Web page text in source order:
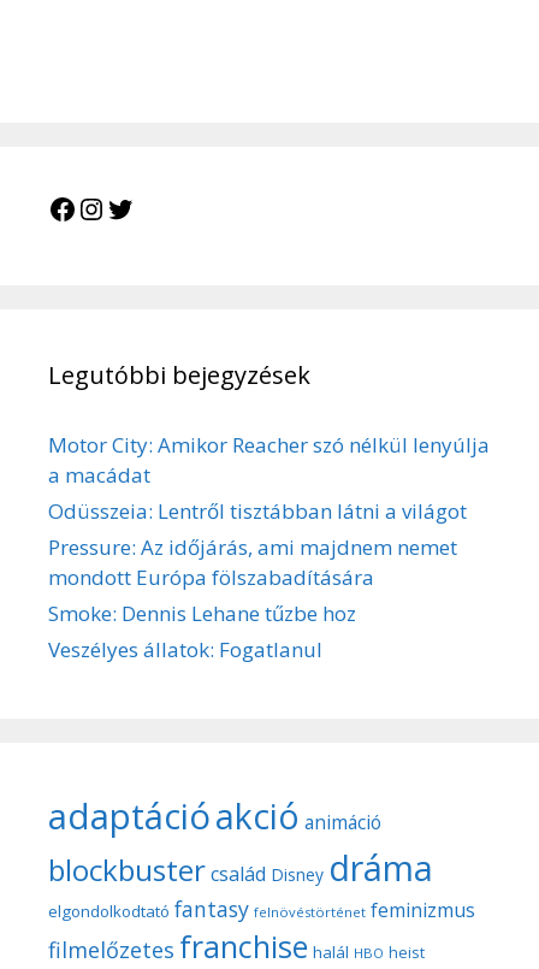
Facebook
Instagram
Legutóbbi bejegyzések
Motor City: Amikor Reacher szó nélkül lenyúlja
a macádat
Odüsszeia: Lentről tisztábban látni a világot
Pressure: Az időjárás, ami majdnem nemet
mondott Európa fölszabadítására
Smoke: Dennis Lehane tűzbe hoz
Veszélyes állatok: Fogatlanul
adaptációakció animáció
blockbustercsalád Disney dráma
elgondolkodtató fantasy felnövéstörténet feminizmus
filmelőzetes franchise halál HBO heist